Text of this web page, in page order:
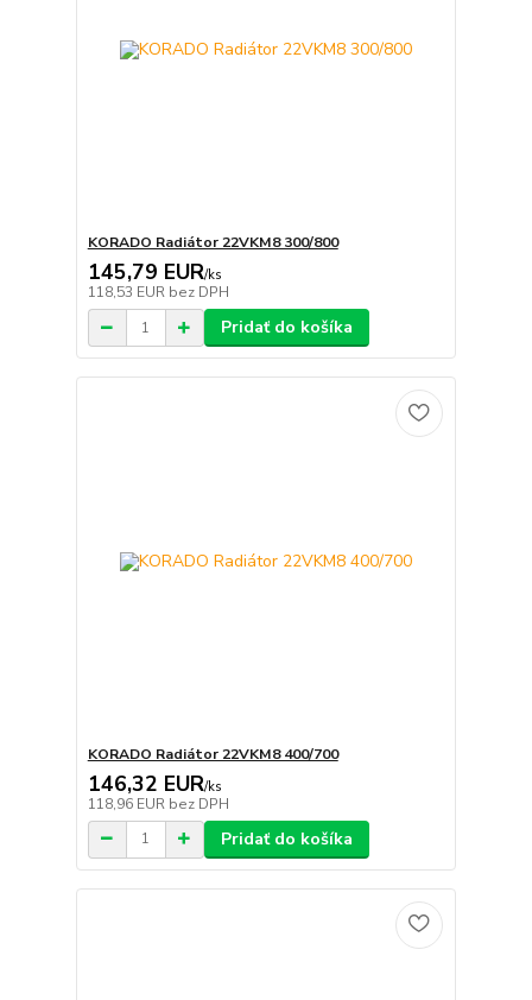
KORADO Radiátor 22VKM8 300/800
145,79 EUR/ks
118,53 EUR bez DPH
Pridať do košíka
KORADO Radiátor 22VKM8 400/700
146,32 EUR/ks
118,96 EUR bez DPH
Pridať do košíka